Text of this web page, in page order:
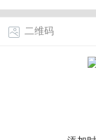
二维码